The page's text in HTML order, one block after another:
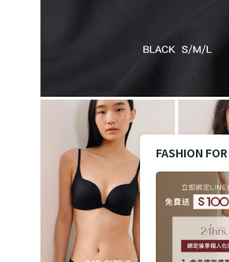
FASHION FOR